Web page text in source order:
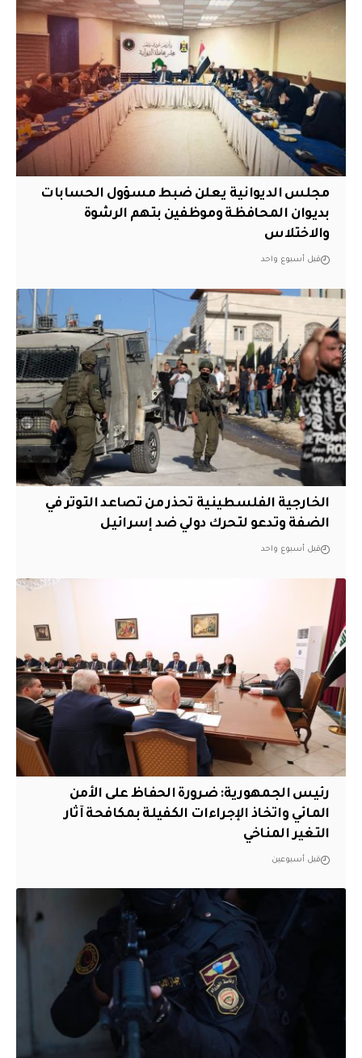
مجلس الديوانية يعلن ضبط مسؤول الحسابات
بديوان المحافظة وموظفين بتهم الرشوة
والاختلاس
قبل أسبوع واحد
الخارجية الفلسطينية تحذر من تصاعد التوتر في
الضفة وتدعو لتحرك دولي ضد إسرائيل
قبل أسبوع واحد
رئيس الجمهورية: ضرورة الحفاظ على الأمن
المائي واتخاذ الإجراءات الكفيلة بمكافحة آثار
التغير المناخي
قبل أسبوعين